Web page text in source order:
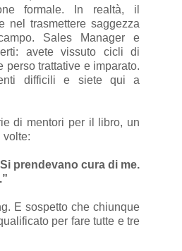
formale. In realtà, il
nel trasmettere saggezza
Sales Manager e
avete vissuto cicli di
perso trattative e imparato.
difficili e siete qui a
di mentori per il libro, un
volte:
prendevano cura di me.
E sospetto che chiunque
per fare tutte e tre